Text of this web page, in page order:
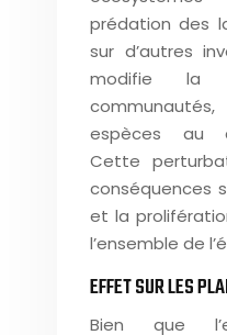
prédation des
sur d’autres
modifie la
espèces au
Cette
conséquences
et la
l’ensemble de
EFFET SUR LES
Bien que